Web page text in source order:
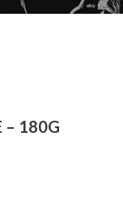
– 180G